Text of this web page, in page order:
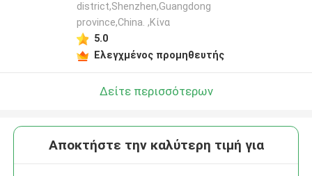
district,Shenzhen,Guangdong
province,China. ,Κίνα
5.0
Ελεγχμένος προμηθευτής
Δείτε περισσότερων
Αποκτήστε την καλύτερη τιμή για